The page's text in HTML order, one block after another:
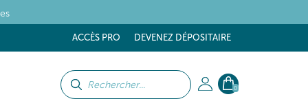
ACCÈS PRO DEVENEZ DÉPOSITAIRE
0